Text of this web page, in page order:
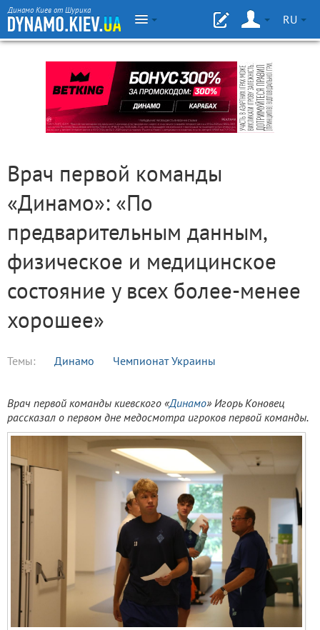
Динамо Киев от Шурика
RU
Врач первой команды
«Динамо»: «По
предварительным данным,
физическое и медицинское
состояние у всех более-менее
хорошее»
Темы: Динамо Чемпионат Украины
Врач первой команды киевского «Динамо» Игорь Коновец
рассказал о первом дне медосмотра игроков первой команды.